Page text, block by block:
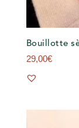
Bouillotte
29,00€